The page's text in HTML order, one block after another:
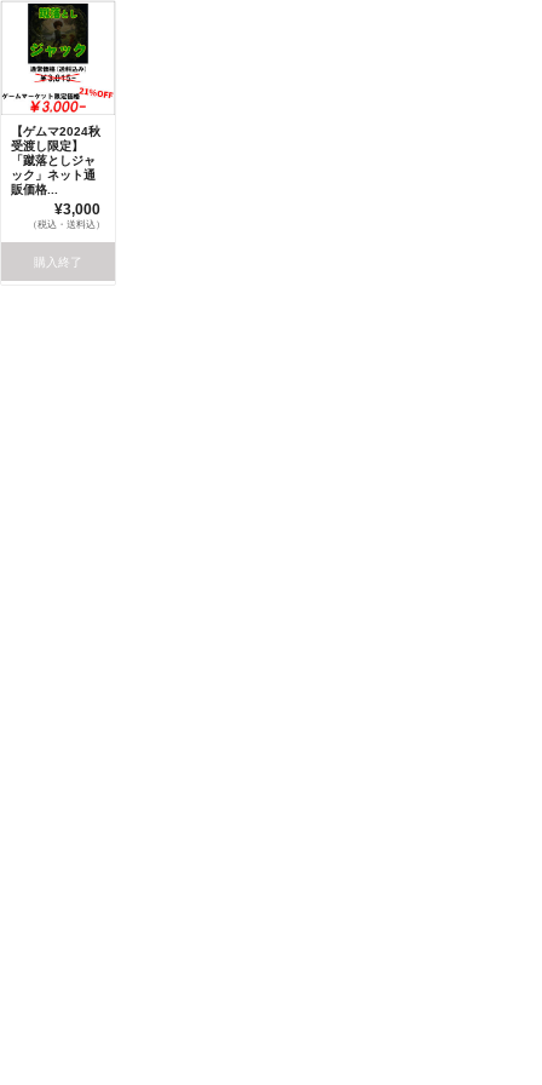
【ゲムマ2024秋
受渡し限定】
「蹴落としジャ
ック」ネット通
販価格...
¥3,000
（税込・送料込）
購入終了